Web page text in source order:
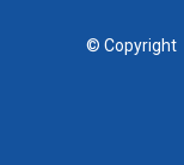
© Copyright